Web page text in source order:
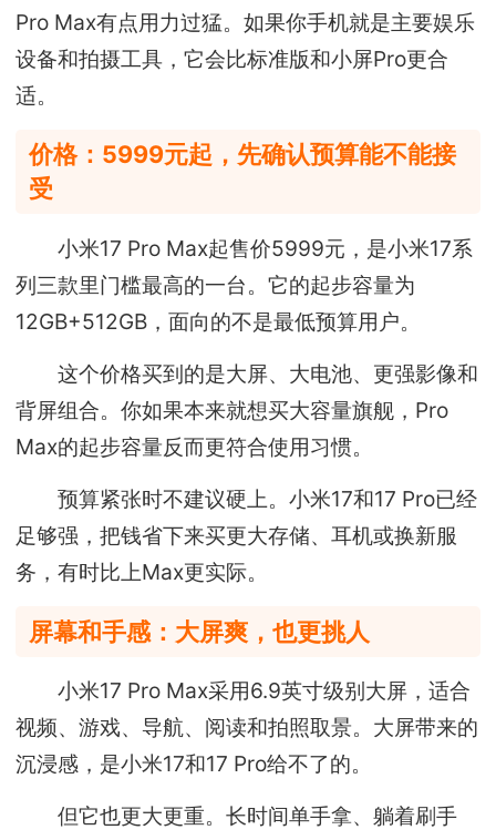
Pro Max有点用力过猛。如果你手机就是主要娱乐
设备和拍摄工具，它会比标准版和小屏Pro更合
适。
价格：5999元起，先确认预算能不能接
受
小米17 Pro Max起售价5999元，是小米17系
列三款里门槛最高的一台。它的起步容量为
12GB+512GB，面向的不是最低预算用户。
这个价格买到的是大屏、大电池、更强影像和
背屏组合。你如果本来就想买大容量旗舰，Pro
Max的起步容量反而更符合使用习惯。
预算紧张时不建议硬上。小米17和17 Pro已经
足够强，把钱省下来买更大存储、耳机或换新服
务，有时比上Max更实际。
屏幕和手感：大屏爽，也更挑人
小米17 Pro Max采用6.9英寸级别大屏，适合
视频、游戏、导航、阅读和拍照取景。大屏带来的
沉浸感，是小米17和17 Pro给不了的。
但它也更大更重。长时间单手拿、躺着刷手